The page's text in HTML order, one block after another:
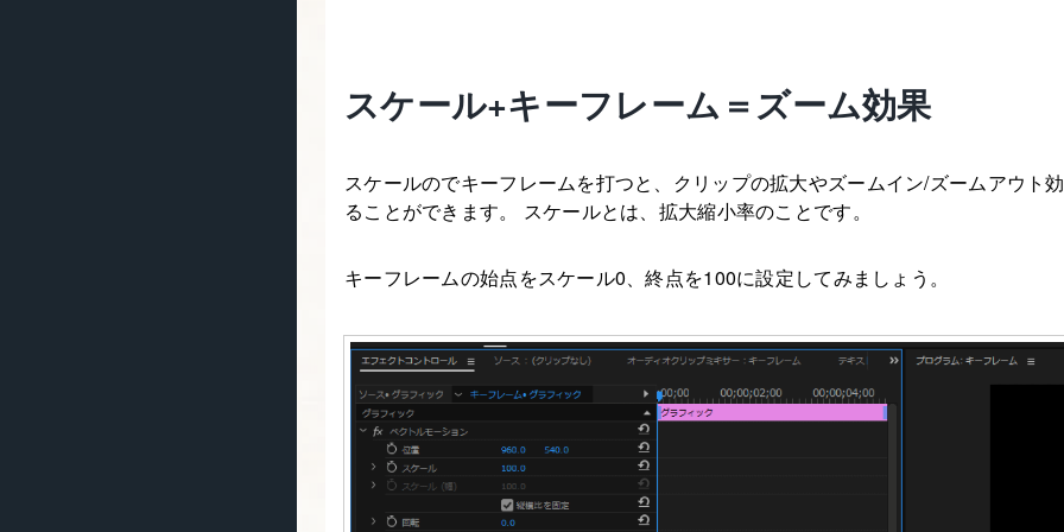
スケール+キーフレーム＝ズーム効果
スケールのでキーフレームを打つと、クリップの拡大やズームイン/ズームアウト
ることができます。 スケールとは、拡大縮小率のことです。
キーフレームの始点をスケール0、終点を100に設定してみましょう。